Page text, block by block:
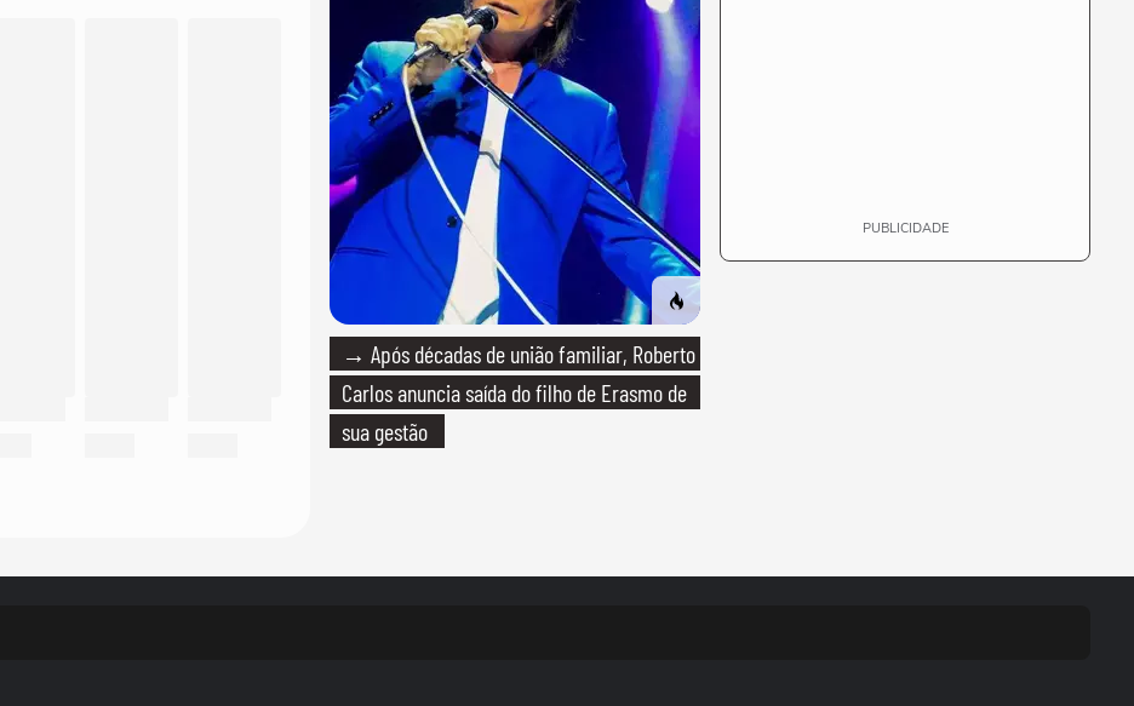
→ Após décadas de união familiar, Roberto
Carlos anuncia saída do filho de Erasmo de
sua gestão
PUBLICIDADE